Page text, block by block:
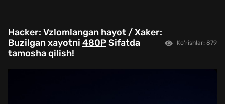
Hacker: Vzlomlangan hayot / Xaker:
Buzilgan xayotni 480PSifatda
tamosha qilish!
Ko'rishlar: 879